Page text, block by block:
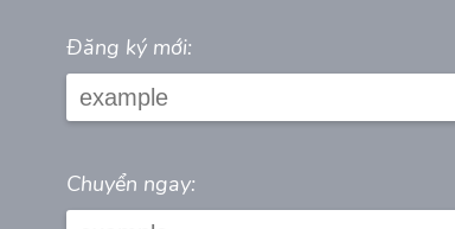
Đăng ký mới:
Chuyển ngay: